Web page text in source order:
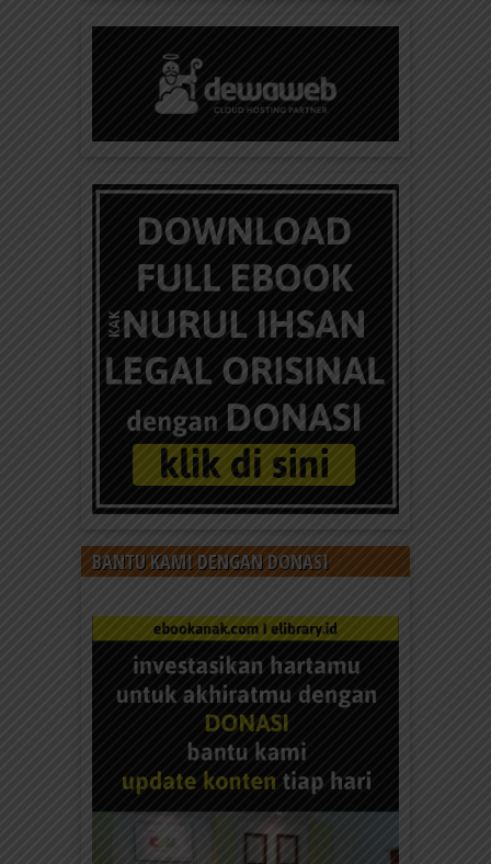
BANTU KAMI DENGAN DONASI